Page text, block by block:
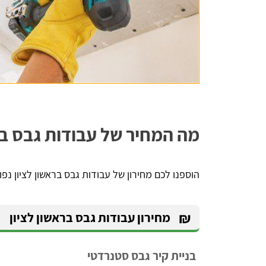
מה המחיר של עבודות גבס
הוספנו לכם מחירון של עבודות גבס בראשון לציון
₪ מחירון עבודות גבס בראשון לציון
בניית קיר גבס סטנרדטי
יניב לורן
הצעות מחיר למטרת השיפוץ והלוואי ואצליח